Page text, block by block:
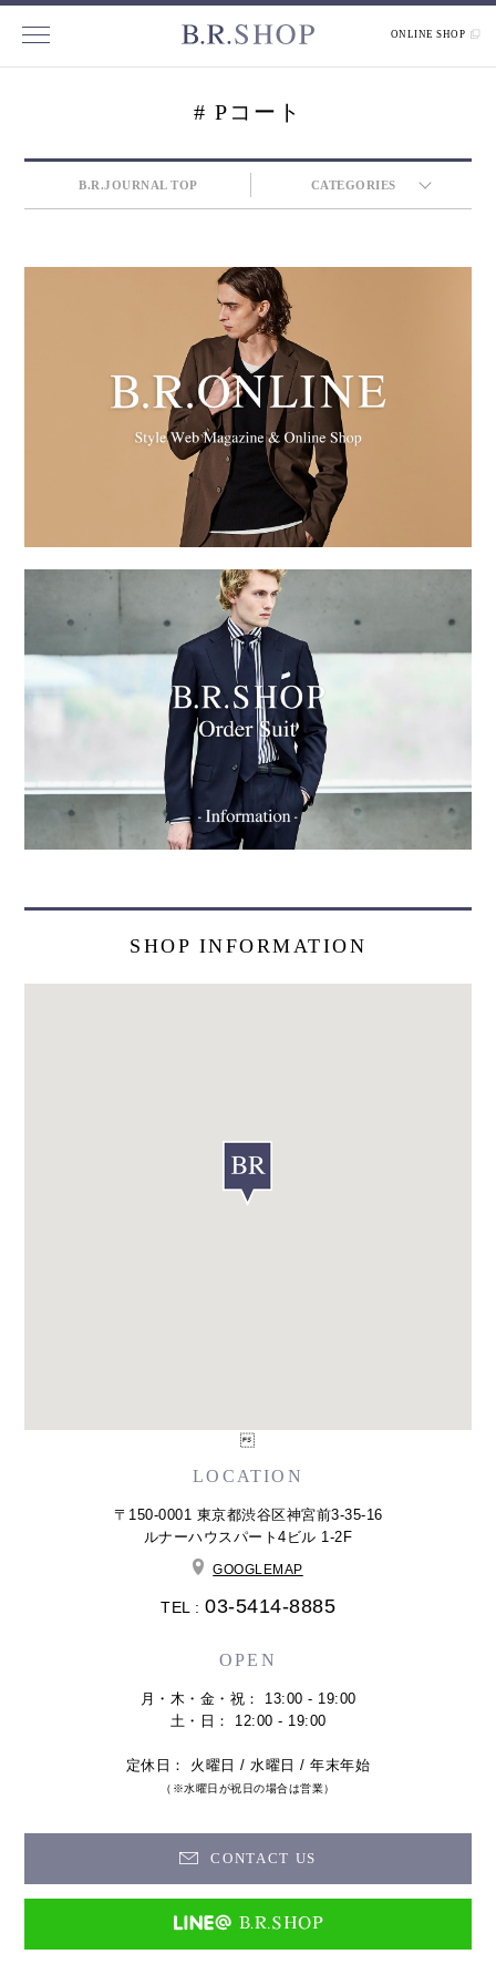
ONLINE SHOP
# Pコート
B.R.JOURNAL TOP CATEGORIES
SHOP INFORMATION
LOCATION
〒150-0001 東京都渋谷区神宮前3-35-16
ルナーハウスパート4ビル 1-2F
GOOGLEMAP
TEL : 03-5414-8885
OPEN
月・木・金・祝： 13:00 - 19:00
土・日： 12:00 - 19:00
定休日： 火曜日 / 水曜日 / 年末年始
（※水曜日が祝日の場合は営業）
CONTACT US